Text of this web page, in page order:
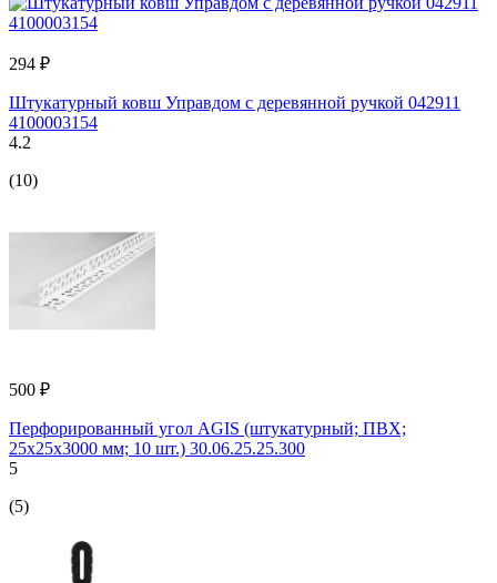
294 ₽
Штукатурный ковш Управдом с деревянной ручкой 042911
4100003154
4.2
(10)
500 ₽
Перфорированный угол AGIS (штукатурный; ПВХ;
25x25x3000 мм; 10 шт.) 30.06.25.25.300
5
(5)